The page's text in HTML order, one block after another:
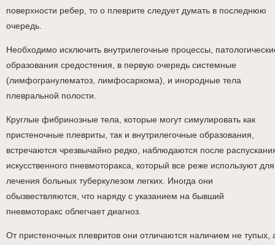
поверхности ребер, то о плеврите следует думать в последнюю
очередь.
Необходимо исключить внутрилегочные процессы,
образования средостения, в первую очередь системные
(лимфогранулематоз, лимфосаркома), и инородные тела
плевральной полости.
Круглые фибринозные тела, которые могут симулировать как
пристеночные плевриты, так и внутрилегочные образования,
встречаются чрезвычайно редко, наблюдаются после
искусственного пневмоторакса, который все реже используют для
лечения больных туберкулезом легких. Иногда они
обызвествляются, что наряду с указанием на бывший
пневмоторакс облегчает диагноз.
От пристеночных плевритов они отличаются наличием не тупых,